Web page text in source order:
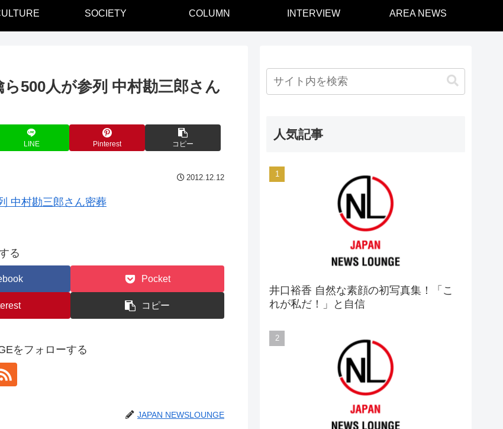
SOCIETY COLUMN INTERVIEW AREA NEWS
500人が参列 中村勘三郎さん
LINE Pinterest コピー
2012.12.12
る
Pocket
コピー
をフォローする
JAPAN NEWSLOUNGE
人気記事
井口裕香 自然な素顔の初写真集！「こ
れが私だ！」と自信